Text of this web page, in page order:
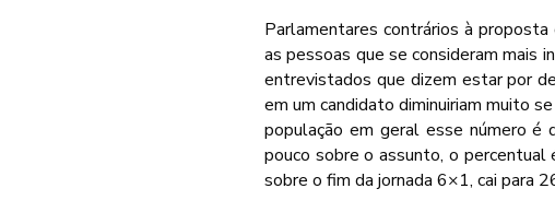
Parlamentares contrários à
as pessoas que se consideram mais
entrevistados que dizem estar por
em um candidato diminuiriam muito
população em geral esse número
pouco sobre o assunto, o
sobre o fim da jornada 6×1, cai para